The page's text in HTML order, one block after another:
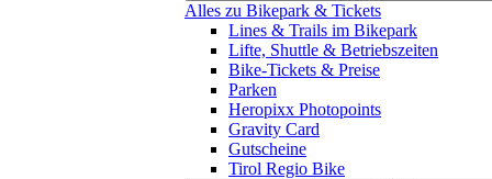
Alles zu Bikepark & Tickets
Lines & Trails im Bikepark
Lifte, Shuttle & Betriebszeiten
Bike-Tickets & Preise
Parken
Heropixx Photopoints
Gravity Card
Gutscheine
Tirol Regio Bike